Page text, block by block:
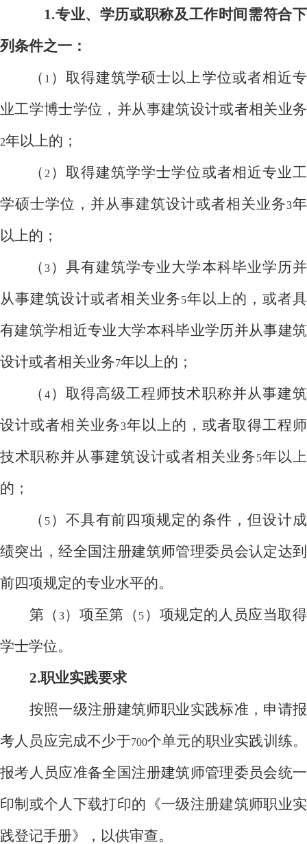
1.专业、学历或职称及工作时间需符合下
列条件之一：
（ 1 ）取得建筑学硕士以上学位或者相近专
业工学博士学位，并从事建筑设计或者相关业务
2年以上的；
（ 2）取得建筑学学士学位或者相近专业工
学硕士学位，并从事建筑设计或者相关业务3年
以上的；
（ 3）具有建筑学专业大学本科毕业学历并
从事建筑设计或者相关业务5年以上的，或者具
有建筑学相近专业大学本科毕业学历并从事建筑
设计或者相关业务7年以上的；
（ 4）取得高级工程师技术职称并从事建筑
设计或者相关业务3年以上的，或者取得工程师
技术职称并从事建筑设计或者相关业务5年以上
的；
（ 5）不具有前四项规定的条件，但设计成
绩突出，经全国注册建筑师管理委员会认定达到
前四项规定的专业水平的。
第（ 3）项至第（ 5 ）项规定的人员应当取得
学士学位。
2.职业实践要求
按照一级注册建筑师职业实践标准，申请报
考人员应完成不少于700个单元的职业实践训练。
报考人员应准备全国注册建筑师管理委员会统一
印制或个人下载打印的《一级注册建筑师职业实
践登记手册》，以供审查。